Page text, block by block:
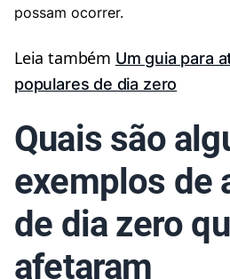
possam ocorrer.
Leia também Um guia para
populares de dia zero
Quais são
exemplos de
de dia zero
afetaram